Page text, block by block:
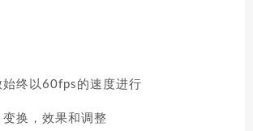
始终以60fps的速度进行
变换，效果和调整